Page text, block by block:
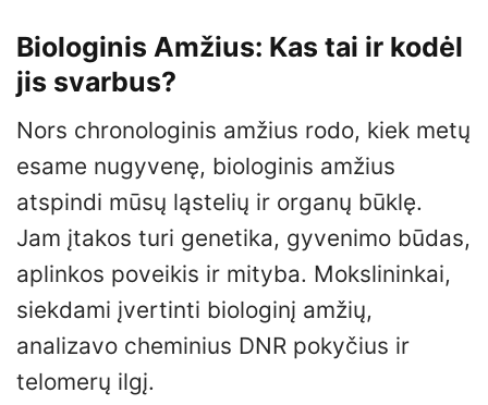
Biologinis Amžius: Kas tai ir kodėl
jis svarbus?
Nors chronologinis amžius rodo, kiek metų
esame nugyvenę, biologinis amžius
atspindi mūsų ląstelių ir organų būklę.
Jam įtakos turi genetika, gyvenimo būdas,
aplinkos poveikis ir mityba. Mokslininkai,
siekdami įvertinti biologinį amžių,
analizavo cheminius DNR pokyčius ir
telomerų ilgį.